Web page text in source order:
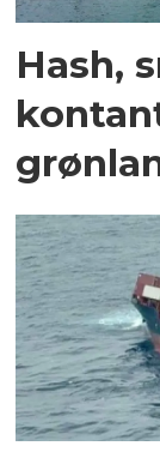
Hash,